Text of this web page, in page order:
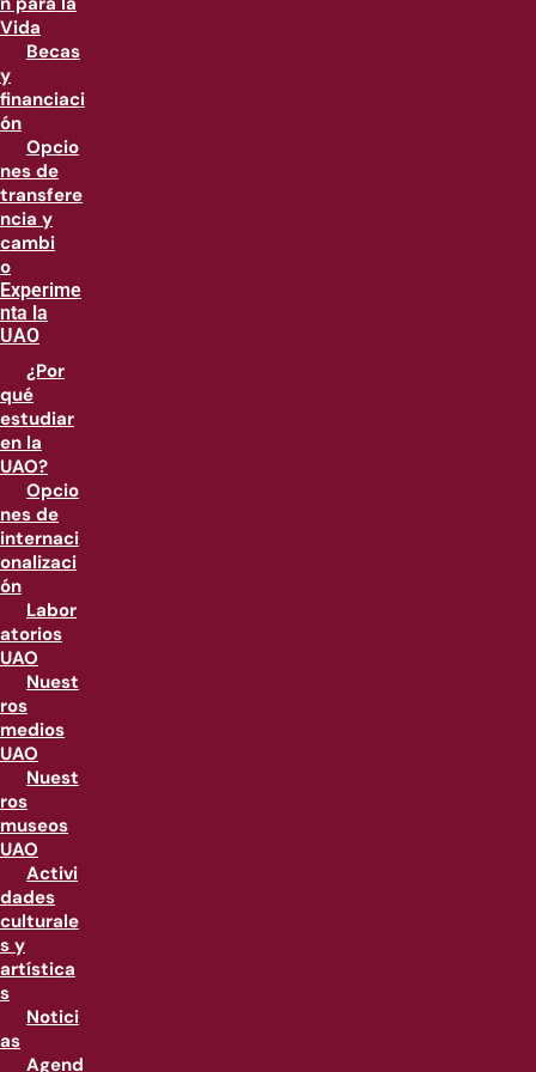
Vida
Becas
y
financiaci
ón
Opcio
nes de
transfere
ncia y
cambi
o
Experime
nta la
UAO
¿Por
qué
estudiar
en la
UAO?
Opcio
nes de
internaci
onalizaci
ón
Labor
atorios
UAO
Nuest
ros
medios
UAO
Nuest
ros
museos
UAO
Activi
dades
culturale
s y
artística
s
Notici
as
Agend